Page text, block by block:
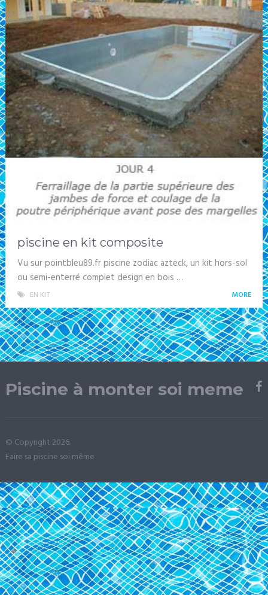
piscine en kit composite
Vu sur pointbleu89.fr piscine zodiac azteck, un kit hors-sol
ou semi-enterré complet design en bois …
EN KIT MORE
Piscine à monter soi meme
© Copyright 2026.
Faire sa piscine soi même